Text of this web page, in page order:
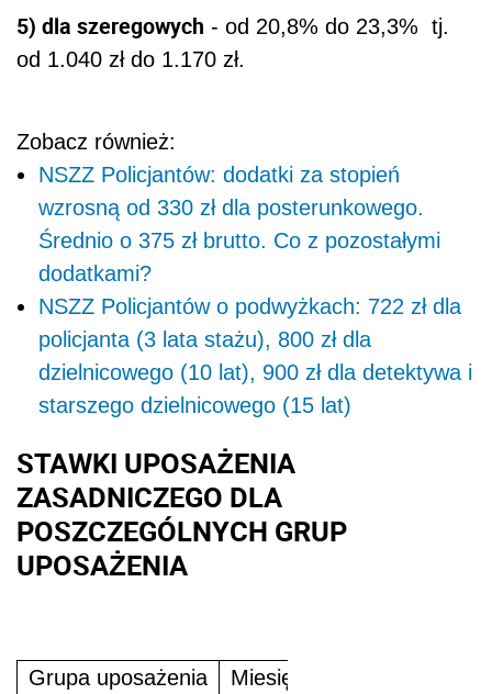
5) dla szeregowych - od 20,8% do 23,3% tj.
od 1.040 zł do 1.170 zł.
Zobacz również:
NSZZ Policjantów: dodatki za stopień
wzrosną od 330 zł dla posterunkowego.
Średnio o 375 zł brutto. Co z pozostałymi
dodatkami?
NSZZ Policjantów o podwyżkach: 722 zł dla
policjanta (3 lata stażu), 800 zł dla
dzielnicowego (10 lat), 900 zł dla detektywa i
starszego dzielnicowego (15 lat)
STAWKI UPOSAŻENIA
ZASADNICZEGO DLA
POSZCZEGÓLNYCH GRUP
UPOSAŻENIA
Grupa uposażenia
Miesięcznie w złotych